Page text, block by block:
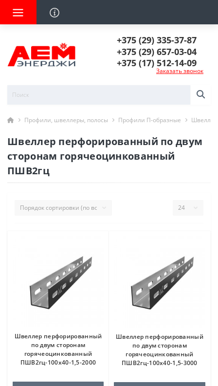
+375 (29) 335-37-87
+375 (29) 657-03-04
+375 (17) 512-14-09
Заказать звонок
Профили, швеллеры, полосы Профили П-образные
Швеллер перфорированный по двум
сторонам горячеоцинкованный
ПШВ2гц
Швеллер перфорированный
по двум сторонам
горячеоцинкованный
ПШВ2гц-100х40-1,5-2000
Швеллер перфорированный
по двум сторонам
горячеоцинкованный
ПШВ2гц-100х40-1,5-3000